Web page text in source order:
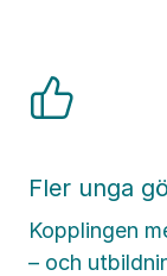
Fler unga
Kopplingen
– och